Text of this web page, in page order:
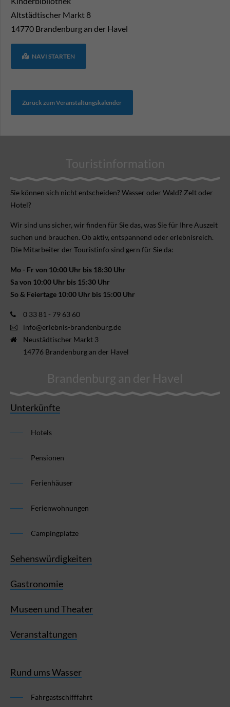
Altstädtischer Markt 8
14770 Brandenburg an der Havel
NAVI STARTEN
Zurück zum Veranstaltungskalender
Touristinformation
Sie können sich nicht ent­scheiden? Wasser oder Wald? Zelt oder
Hotel?
Wir sind uns sicher, wir finden für Sie das, was Sie für Ihre Aus­zeit
suchen und brauchen. Ob aktiv, ent­spannend oder erlebnis­reich.
Die Mitarbeiter der Touristinfo sind gern für Sie da:
Mo - Fr von 10:00 Uhr bis 18:30 Uhr
Sa von 10:00 Uhr bis 15:30 Uhr
So & Feiertage 10:00 Uhr bis 15:00 Uhr
0 33 81 - 79 63 60
info@erlebnis-brandenburg.de
Neustädtischer Markt 3
14776 Brandenburg an der Havel
Brandenburg an der Havel
Unterkünfte
Hotels
Pensionen
Ferienhäuser
Ferienwohnungen
Campingplätze
Sehenswürdigkeiten
Gastronomie
Museen und Theater
Veranstaltungen
Rund ums Wasser
Fahrgastschifffahrt